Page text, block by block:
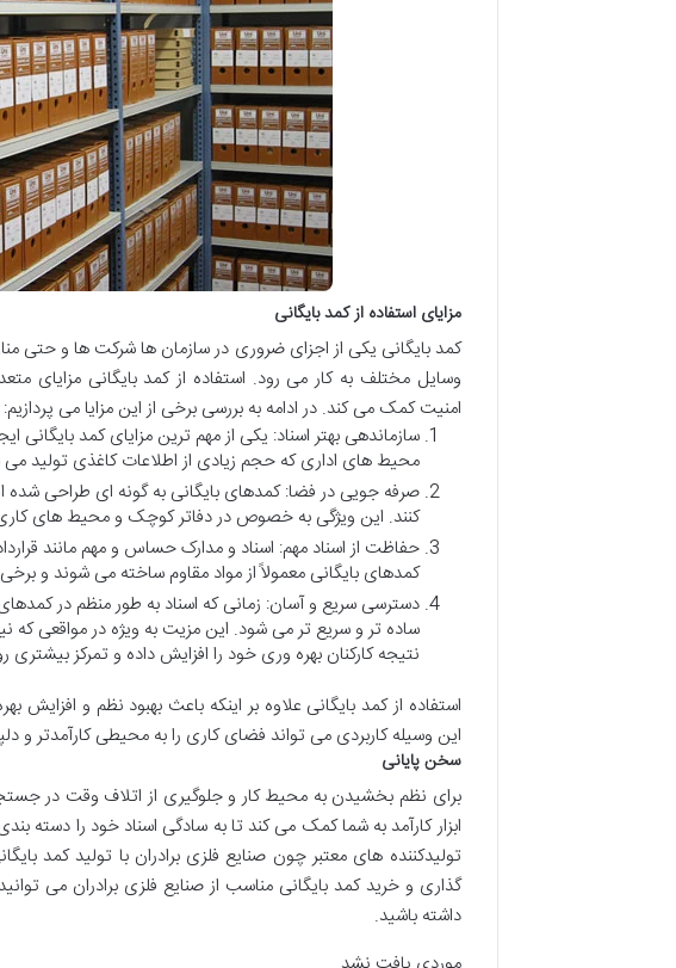
مزایای استفاده از کمد بایگانی
کمد بایگانی یکی از اجزای ضروری در سازمان ها شرکت ها و حتی
وسایل مختلف به کار می رود. استفاده از کمد بایگانی مزایای
امنیت کمک می کند. در ادامه به بررسی برخی از این مزایا می پردازیم:
سازماندهی بهتر اسناد: یکی از مهم ترین مزایای کمد
محیط های اداری که حجم زیادی از اطلاعات کاغذی تولید
صرفه جویی در فضا: کمدهای بایگانی به گونه ای طراحی شده
کنند. این ویژگی به خصوص در دفاتر کوچک و محیط های
حفاظت از اسناد مهم: اسناد و مدارک حساس و مهم مانند
کمدهای بایگانی معمولاً از مواد مقاوم ساخته می شوند و
دسترسی سریع و آسان: زمانی که اسناد به طور منظم در
ساده تر و سریع تر می شود. این مزیت به ویژه در مواقعی که
نتیجه کارکنان بهره وری خود را افزایش داده و تمرکز
استفاده از کمد بایگانی علاوه بر اینکه باعث بهبود نظم و
این وسیله کاربردی می تواند فضای کاری را به محیطی کارآمدتر و
سخن پایانی
برای نظم بخشیدن به محیط کار و جلوگیری از اتلاف وقت در
ابزار کارآمد به شما کمک می کند تا به سادگی اسناد خود را دسته
تولیدکننده های معتبر چون صنایع فلزی برادران با تولید کمد
گذاری و خرید کمد بایگانی مناسب از صنایع فلزی برادران می
داشته باشید.